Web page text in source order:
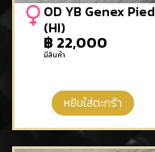
OD YB Genex Pied
(HI)
฿ 22,000
มีสินค้า
หยิบใส่ตะกร้า